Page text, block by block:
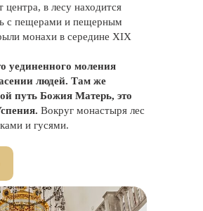
в лесу находится
с пещерами и пещерным
монахи в середине XIX
уединенного моления
людей. Там же
путь Божия Матерь, это
Вокруг монастыря лес
и гусями.